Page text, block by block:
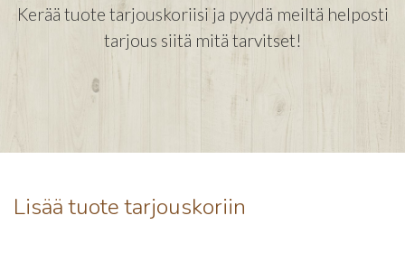
Kerää tuote tarjouskoriisi ja pyydä meiltä helposti
tarjous siitä mitä tarvitset!
Lisää tuote tarjouskoriin